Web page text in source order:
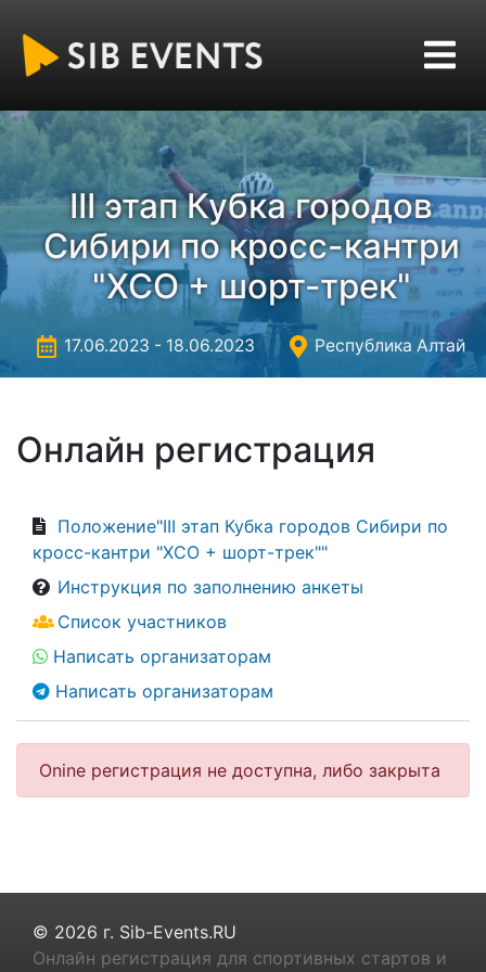
III этап Кубка городов
Сибири по кросс-кантри
"XCО + шорт-трек"
17.06.2023 - 18.06.2023 Республика Алтай
Онлайн регистрация
Положение"III этап Кубка городов Сибири по
кросс-кантри "XCО + шорт-трек""
Инструкция по заполнению анкеты
Список участников
Написать организаторам
Написать организаторам
Onine регистрация не доступна, либо закрыта
© 2026 г. Sib-Events.RU
Онлайн регистрация для спортивных стартов и